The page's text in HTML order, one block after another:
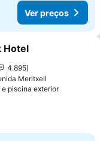
Ver preços
aos favoritos
Hotel
4.895
Meritxell
piscina exteriorVer